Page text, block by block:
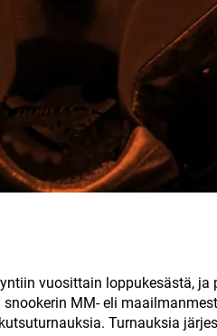
vuosittain loppukesästä, ja
MM- eli
Turnauksia